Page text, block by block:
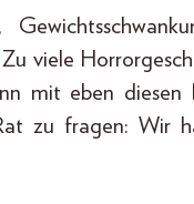
viele
mit eben diesen
zu fragen: Wir